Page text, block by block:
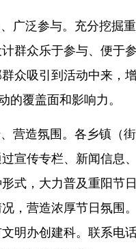
广泛参与。充分挖掘
群众乐于参与、便于
众吸引到活动中来，
的覆盖面和影响力。
营造氛围。各乡镇（
宣传专栏、新闻信息、
式，大力普及重阳节
，营造浓厚节日氛围
明办创建科。联系电